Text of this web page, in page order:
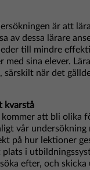
är att
av dessa lärare
till mindre
sina elever.
när det
kvarstå
att bli olika
vår
på hur lektioner
plats i
efter, och